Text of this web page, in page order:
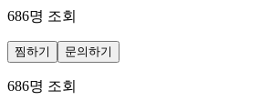
686명 조회
찜하기 문의하기
686명 조회